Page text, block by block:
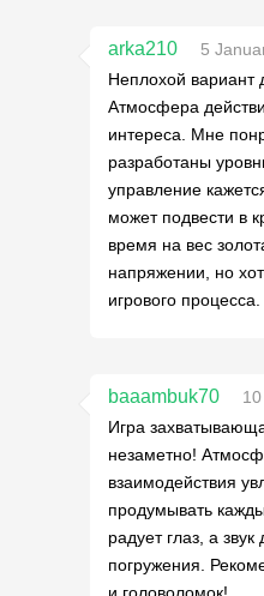
arka210
5
Неплохой вариант
Атмосфера
интереса. Мне
разработаны
управление
может подвести в
время на вес
напряжении, но
игрового процесса.
baaambuk70
Игра
незаметно!
взаимодействия
продумывать
радует глаз, а
погружения.